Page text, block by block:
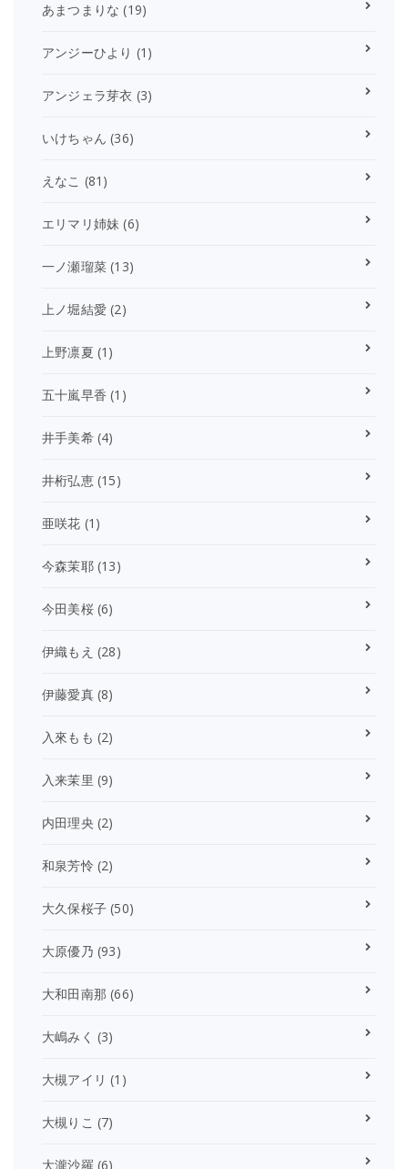
あまつまりな (19)
アンジーひより (1)
アンジェラ芽衣 (3)
いけちゃん (36)
えなこ (81)
エリマリ姉妹 (6)
一ノ瀬瑠菜 (13)
上ノ堀結愛 (2)
上野凛夏 (1)
五十嵐早香 (1)
井手美希(4)
井桁弘恵(15)
亜咲花 (1)
今森茉耶(13)
今田美桜(6)
伊織もえ (28)
伊藤愛真(8)
入來もも (2)
入来茉里 (9)
内田理央 (2)
和泉芳怜 (2)
大久保桜子 (50)
大原優乃 (93)
大和田南那 (66)
大嶋みく (3)
大槻アイリ (1)
大槻りこ (7)
大瀧沙羅 (6)